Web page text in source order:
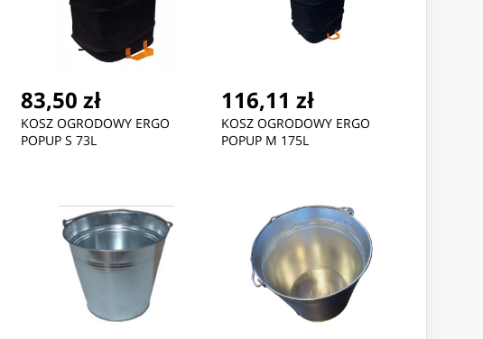
83,50 zł
KOSZ OGRODOWY ERGO
POPUP S 73L
116,11 zł
KOSZ OGRODOWY ERGO
POPUP M 175L